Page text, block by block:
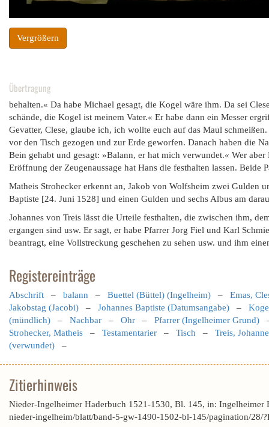
Vergrößern
Übertragung
behalten.« Da habe Michael gesagt, die Kogel wäre ihm. Da sei
schände, die Kogel ist meinem Vater.« Er habe dann ein Messer
Gevatter, Clese, glaube ich, ich wollte euch auf das Maul
vor den Tisch gezogen und zur Erde geworfen. Danach haben die
Bein gehabt und gesagt: »Balann, er hat mich verwundet.« Wer
Eröffnung der Zeugenaussage hat Hans die festhalten lassen. Beide
Matheis Strohecker erkennt an, Jakob von Wolfsheim zwei Gulden
Baptiste [24. Juni 1528] und einen Gulden und sechs Albus am
Johannes von Treis lässt die Urteile festhalten, die zwischen ihm,
ergangen sind usw. Er sagt, er habe Pfarrer Jorg Fiel und Karl
beantragt, eine Vollstreckung geschehen zu sehen usw. und ihm
Registereinträge
Abschrift – balann – Buettel (Büttel) (Ingelheim) – Emas,
Jakobstag (Jacobi) – Johannes Baptiste (Datumsangabe) –
(mündlich) – Nachbar – Ohr – Pfarrer (Ingelheimer Grund)
Strohecker, Matheis – Testamentarier – Tisch – Treis,
(verwundet) –
Zitierhinweis
Nieder-Ingelheimer Haderbuch 1521-1530, Bl. 145, in:
nieder-ingelheim/blatt/band-5-gw-1490-1502-bl-145/pagination/